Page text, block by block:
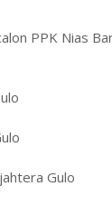
PPK Nias
Gulo